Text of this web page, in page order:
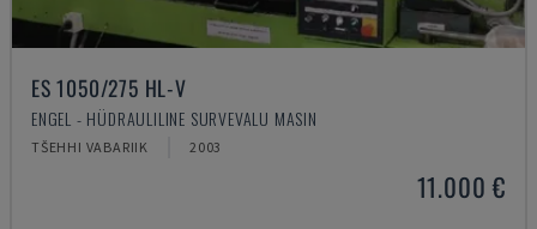
ES 1050/275 HL-V
ENGEL - HÜDRAULILINE SURVEVALU MASIN
TŠEHHI VABARIIK 2003
11.000 €